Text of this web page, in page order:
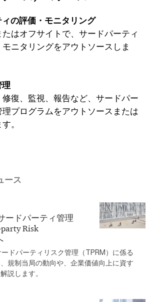
の評価・モニタリング
はオフサイトで、サードパーティ
ニタリングをアウトソースしま
復、監視、報告など、サードパー
プログラムをアウトソースまたは
。
ース
ードパーティ管理
party Risk
ドパーティリスク管理（TPRM）に係る
規制当局の動向や、企業価値向上に資す
説します。